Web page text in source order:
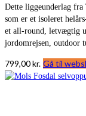
Dette liggeunderlag
som er et isoleret
et all-round, letvægtig
jordomrejsen, outdoor
799,00kr. Gå til